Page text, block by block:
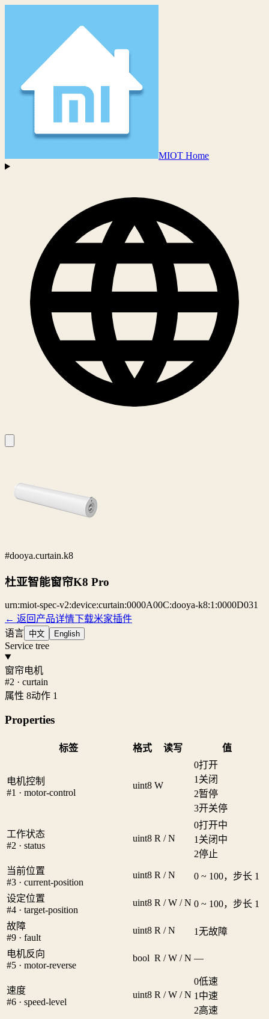
MIOT Home
#dooya.curtain.k8
杜亚智能窗帘K8 Pro
urn:miot-spec-v2:device:curtain:0000A00C:dooya-k8:1:0000D031
← 返回产品详情下载米家插件
语言 中文 English
Service tree
窗帘电机
#2 · curtain
属性 8动作 1
Properties
标签 格式 读写 值
电机控制
#1 · motor-control
uint8 W
0打开
1 关闭
2暂停
3开关停
工作状态
#2 · status
uint8 R / N
0打开中
1 关闭中
2停止
当前位置
#3 · current-position
uint8 R / N 0 ~ 100，步长 1
设定位置
#4 · target-position
uint8 R / W / N 0 ~ 100，步长 1
故障
#9 · fault
uint8 R / N 1无故障
电机反向
#5 · motor-reverse
bool R / W / N —
速度
#6 · speed-level
uint8 R / W / N
0低速
1 中速
2高速